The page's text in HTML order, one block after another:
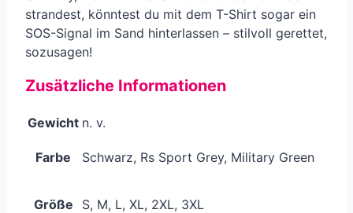
strandest, könntest du mit dem T-Shirt sogar ein
SOS-Signal im Sand hinterlassen – stilvoll gerettet,
sozusagen!
Zusätzliche Informationen
Gewicht n. v.
Farbe Schwarz, Rs Sport Grey, Military Green
Größe S, M, L, XL, 2XL, 3XL